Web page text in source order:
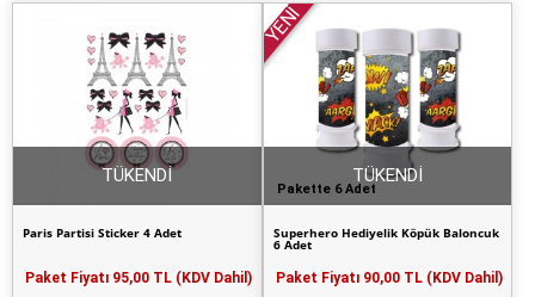
Paris Partisi Sticker 4 Adet
Paket Fiyatı 95,00 TL (KDV Dahil)
TÜKENDİ
Pakette 6 Adet
YENİ
Superhero Hediyelik Köpük Baloncuk
6 Adet
Paket Fiyatı 90,00 TL (KDV Dahil)
TÜKENDİ